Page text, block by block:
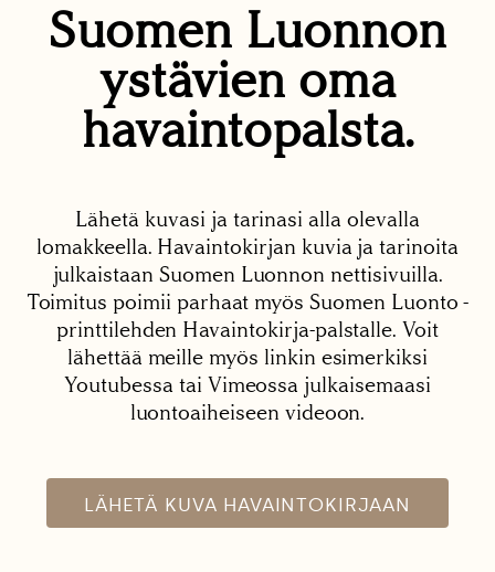
Suomen Luonnon
ystävien oma
havaintopalsta.
Lähetä kuvasi ja tarinasi alla olevalla
lomakkeella. Havaintokirjan kuvia ja tarinoita
julkaistaan Suomen Luonnon nettisivuilla.
Toimitus poimii parhaat myös Suomen Luonto -
printtilehden Havaintokirja-palstalle. Voit
lähettää meille myös linkin esimerkiksi
Youtubessa tai Vimeossa julkaisemaasi
luontoaiheiseen videoon.
LÄHETÄ KUVA HAVAINTOKIRJAAN